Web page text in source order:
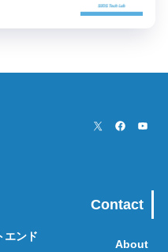
エンド
Contact
About